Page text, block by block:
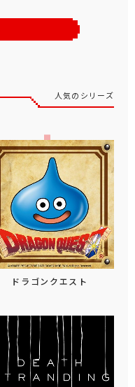
人気のシリーズ
ドラゴンクエスト